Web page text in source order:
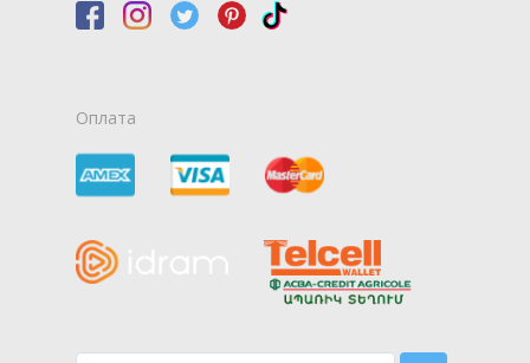
Оплата